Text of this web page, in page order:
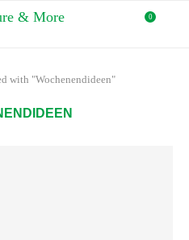
0
with "Wochenendideen"